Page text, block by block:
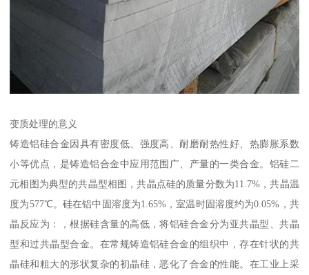
变质处理的意义
铸造铝硅合金因具有密度低、强度高、耐磨耐热性好、热膨胀系数
小等优点，是铸造铝合金中应用范围广、产量的一类合金。铝硅二
元相图为典型的共晶型相图，共晶点硅的质量分数为11.7%，共晶温
度为577℃。硅在铝中固溶度为1.65%，室温时固溶度约为0.05%，共
晶反应为：，根据硅含量的高低，将铝硅合金分为亚共晶型、共晶
型和过共晶型合金。在常规铸造铝硅合金的组织中，存在针状的共
晶硅和粗大的形状复杂的初晶硅，恶化了合金的性能。在工业上采